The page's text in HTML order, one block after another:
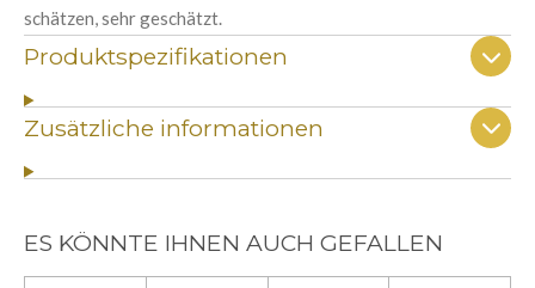
schätzen, sehr geschätzt.
Produktspezifikationen
Zusätzliche informationen
ES KÖNNTE IHNEN AUCH GEFALLEN